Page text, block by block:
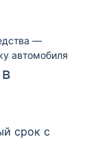
—
автомобиля
срок с